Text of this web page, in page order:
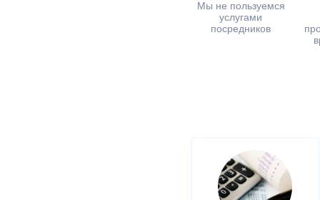
Мы не пользуемся
услугами
посредников